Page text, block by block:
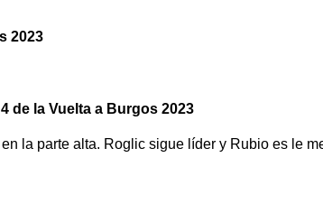
2023
de la Vuelta a Burgos 2023
la parte alta. Roglic sigue líder y Rubio es le